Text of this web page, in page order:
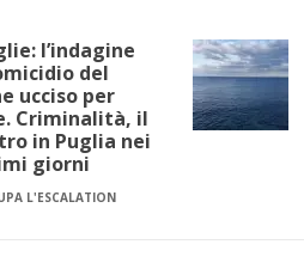
l’indagine
del
ucciso per
Criminalità, il
in Puglia nei
giorni
L'ESCALATION